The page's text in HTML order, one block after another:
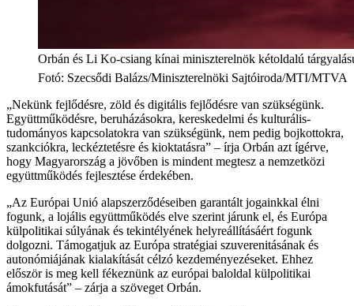
Orbán és Li Ko-csiang kínai miniszterelnök kétoldalú
Fotó: Szecsődi Balázs/Miniszterelnöki Sajtóiroda/MTI/MTVA
„Nekünk fejlődésre, zöld és digitális fejlődésre van szükségünk.
Együttműködésre, beruházásokra, kereskedelmi és kulturális-
tudományos kapcsolatokra van szükségünk, nem pedig bojkottokra,
szankciókra, leckéztetésre és kioktatásra” – írja Orbán azt ígérve,
hogy Magyarország a jövőben is mindent megtesz a nemzetközi
együttműködés fejlesztése érdekében.
„Az Európai Unió alapszerződéseiben garantált jogainkkal élni
fogunk, a lojális együttműködés elve szerint járunk el, és Európa
külpolitikai súlyának és tekintélyének helyreállításáért fogunk
dolgozni. Támogatjuk az Európa stratégiai szuverenitásának és
autonómiájának kialakítását célzó kezdeményezéseket. Ehhez
először is meg kell fékeznünk az európai baloldal külpolitikai
ámokfutását” – zárja a szöveget Orbán.